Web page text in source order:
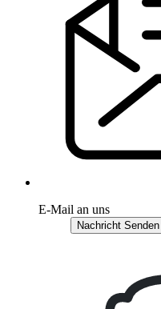
E-Mail an uns
Nachricht Senden